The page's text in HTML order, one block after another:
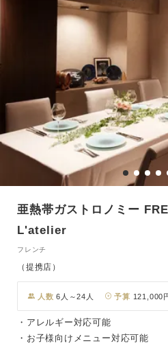
亜熱帯ガストロノミー
L'atelier
フレンチ
（提携店）
人数 6人～24人 予算 121,000
・アレルギー対応可能
・お子様向けメニュー対応可能